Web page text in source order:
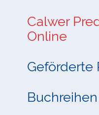
Calwer
Online
Geförderte
Buchreihen